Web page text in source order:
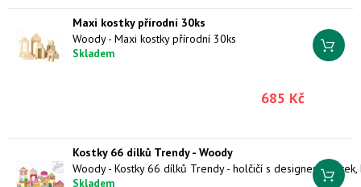
Maxi kostky přírodní 30ks
Woody - Maxi kostky přírodní 30ks
Skladem
685 Kč
Kostky 66 dílků Trendy - Woody
Skladem